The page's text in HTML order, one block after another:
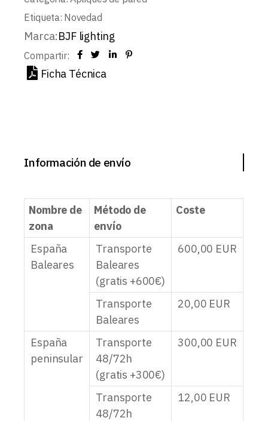
Etiqueta: Novedad
Marca:BJF lighting
Compartir:
Ficha Técnica
Información de envío
Nombre de
zona
Método de
envío
Coste
España
Baleares
Transporte
Baleares
(gratis +600€)
600,00 EUR
Transporte
Baleares
20,00 EUR
España
peninsular
Transporte
48/72h
(gratis +300€)
300,00 EUR
Transporte
48/72h
12,00 EUR